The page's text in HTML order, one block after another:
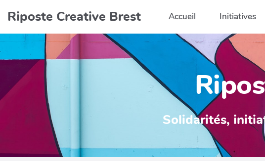
Aller au contenu principal
Riposte Creative Brest Accueil Initiatives
Solidarités,